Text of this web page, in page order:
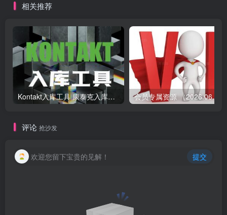
相关推荐
Kontakt入库工具 康泰克入库教程
评论 抢沙发
欢迎您留下宝贵的见解！ 提交